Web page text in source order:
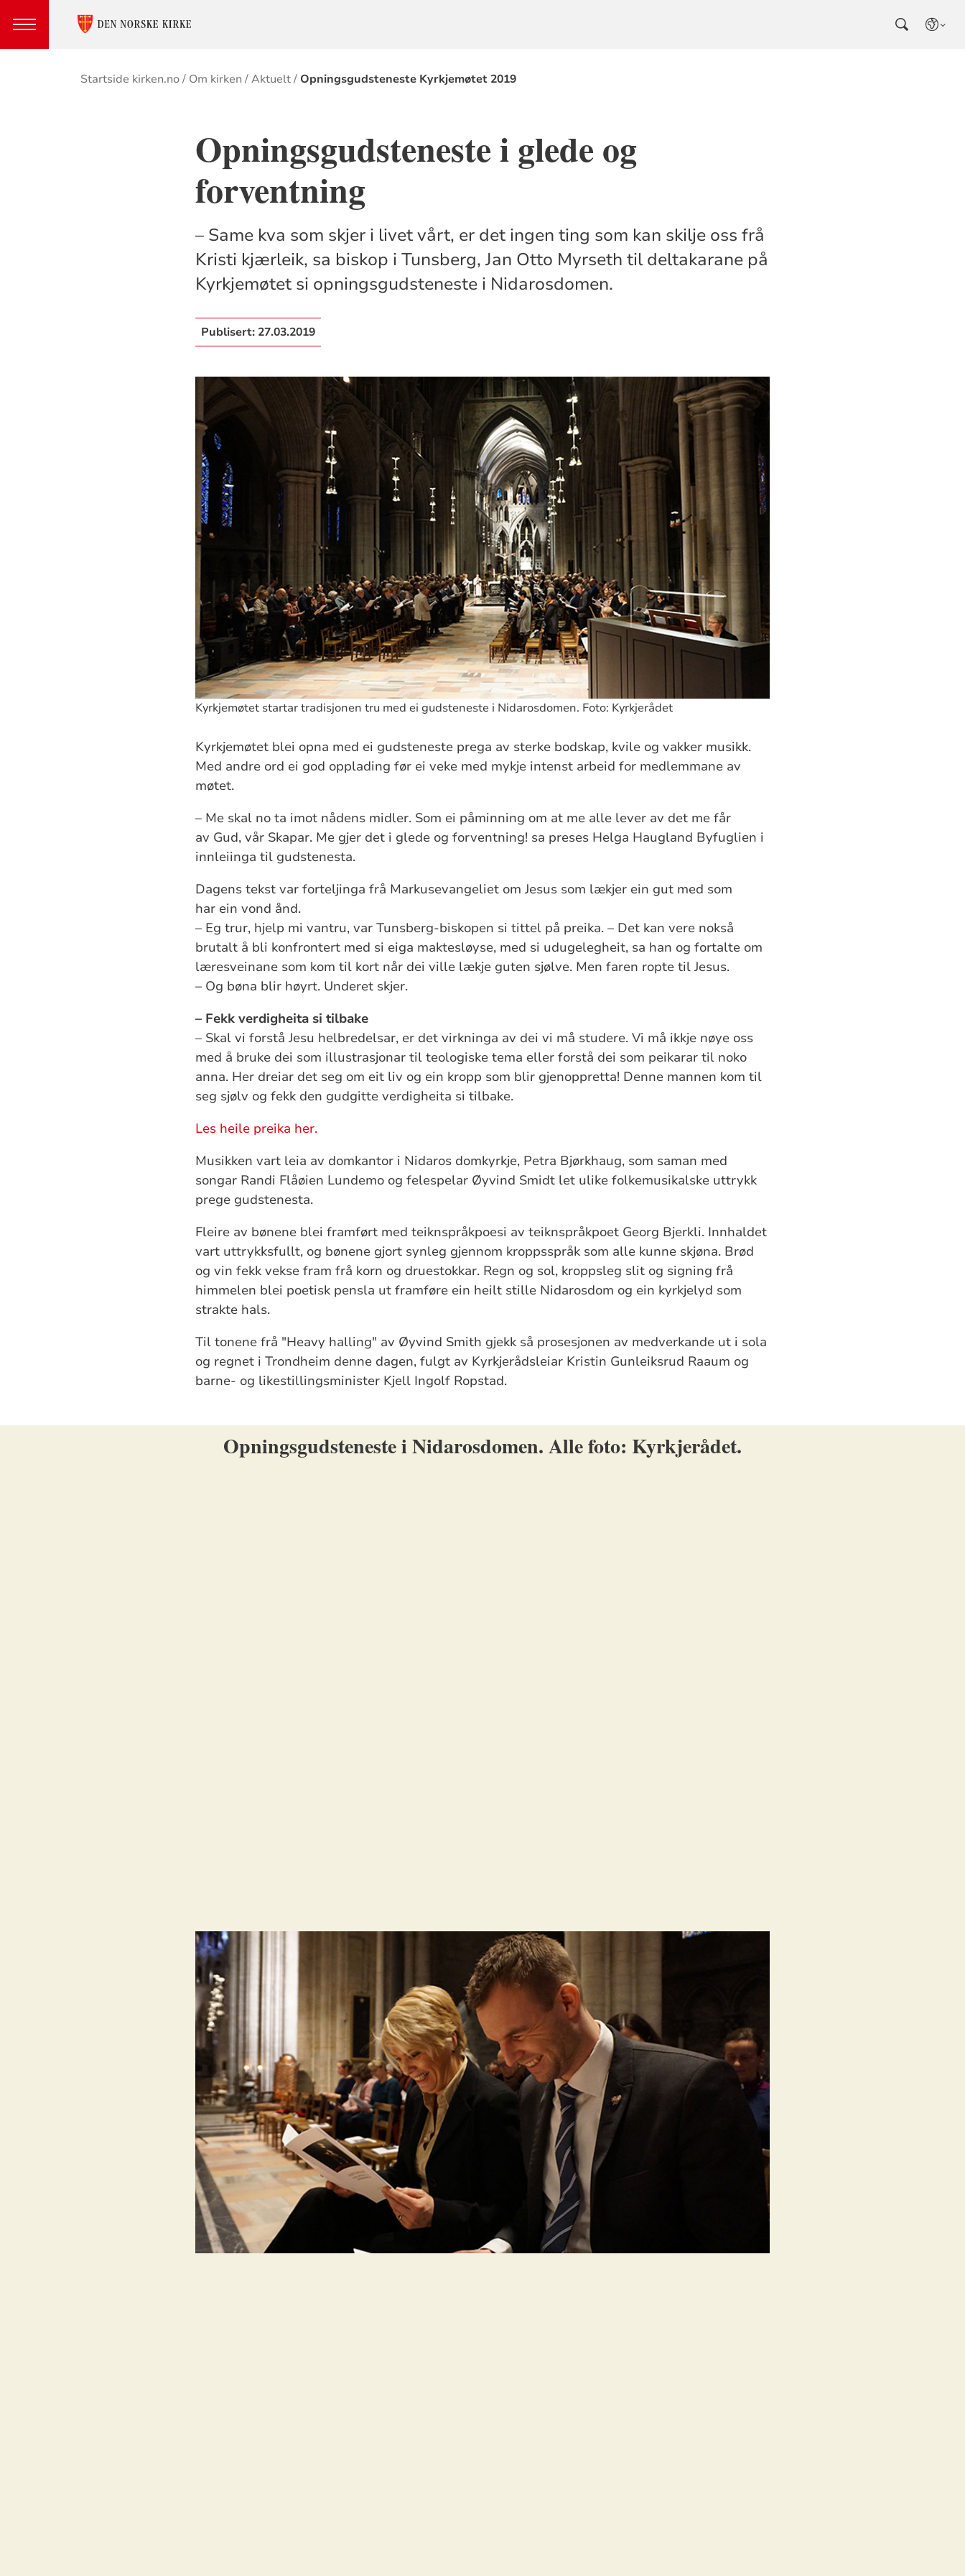
Brødsmulesti
Startside kirken.no Om kirken Aktuelt Opningsgudsteneste Kyrkjemøtet 2019
Opningsgudsteneste i glede og
forventning
– Same kva som skjer i livet vårt, er det ingen ting som kan skilje oss frå
Kristi kjærleik, sa biskop i Tunsberg, Jan Otto Myrseth til deltakarane på
Kyrkjemøtet si opningsgudsteneste i Nidarosdomen.
Publisert: 27.03.2019
Kyrkjemøtet startar tradisjonen tru med ei gudsteneste i Nidarosdomen. Foto: Kyrkjerådet
Kyrkjemøtet blei opna med ei gudsteneste prega av sterke bodskap, kvile og vakker musikk.
Med andre ord ei god opplading før ei veke med mykje intenst arbeid for medlemmane av
møtet.
– Me skal no ta imot nådens midler. Som ei påminning om at me alle lever av det me får
av Gud, vår Skapar. Me gjer det i glede og forventning! sa preses Helga Haugland Byfuglien i
innleiinga til gudstenesta.
Dagens tekst var forteljinga frå Markusevangeliet om Jesus som lækjer ein gut med som
har ein vond ånd.
– Eg trur, hjelp mi vantru, var Tunsberg-biskopen si tittel på preika. – Det kan vere nokså
brutalt å bli konfrontert med si eiga maktesløyse, med si udugelegheit, sa han og fortalte om
læresveinane som kom til kort når dei ville lækje guten sjølve. Men faren ropte til Jesus.
– Og bøna blir høyrt. Underet skjer.
– Fekk verdigheita si tilbake
– Skal vi forstå Jesu helbredelsar, er det virkninga av dei vi må studere. Vi må ikkje nøye oss
med å bruke dei som illustrasjonar til teologiske tema eller forstå dei som peikarar til noko
anna. Her dreiar det seg om eit liv og ein kropp som blir gjenoppretta! Denne mannen kom til
seg sjølv og fekk den gudgitte verdigheita si tilbake.
Les heile preika her.
Musikken vart leia av domkantor i Nidaros domkyrkje, Petra Bjørkhaug, som saman med
songar Randi Flåøien Lundemo og felespelar Øyvind Smidt let ulike folkemusikalske uttrykk
prege gudstenesta.
Fleire av bønene blei framført med teiknspråkpoesi av teiknspråkpoet Georg Bjerkli. Innhaldet
vart uttrykksfullt, og bønene gjort synleg gjennom kroppsspråk som alle kunne skjøna. Brød
og vin fekk vekse fram frå korn og druestokkar. Regn og sol, kroppsleg slit og signing frå
himmelen blei poetisk pensla ut framføre ein heilt stille Nidarosdom og ein kyrkjelyd som
strakte hals.
Til tonene frå "Heavy halling" av Øyvind Smith gjekk så prosesjonen av medverkande ut i sola
og regnet i Trondheim denne dagen, fulgt av Kyrkjerådsleiar Kristin Gunleiksrud Raaum og
barne- og likestillingsminister Kjell Ingolf Ropstad.
Opningsgudsteneste i Nidarosdomen. Alle foto: Kyrkjerådet.